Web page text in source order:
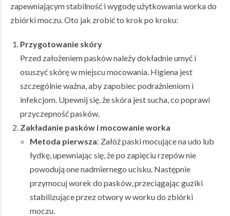
zapewniającym stabilność i wygodę użytkowania worka do
zbiórki moczu. Oto jak zrobić to krok po kroku:
Przygotowanie skóry
Przed założeniem pasków należy dokładnie umyć i
osuszyć skórę w miejscu mocowania. Higiena jest
szczególnie ważna, aby zapobiec podrażnieniom i
infekcjom. Upewnij się, że skóra jest sucha, co poprawi
przyczepność pasków.
Zakładanie pasków i mocowanie worka
Metoda pierwsza: Załóż paski mocujące na udo lub
łydkę, upewniając się, że po zapięciu rzepów nie
powodują one nadmiernego ucisku. Następnie
przymocuj worek do pasków, przeciągając guziki
stabilizujące przez otwory w worku do zbiórki
moczu.